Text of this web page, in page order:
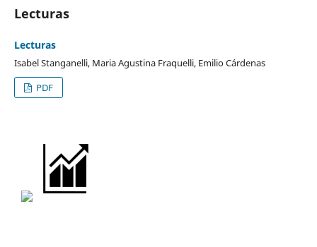
Lecturas
Lecturas
Isabel Stanganelli, Maria Agustina Fraquelli, Emilio Cárdenas
PDF